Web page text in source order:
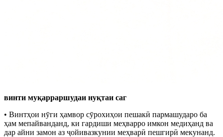
винти муқарраршудаи нуқтаи саг
• Винтҳои нӯги ҳамвор сӯрохиҳои пешакӣ пармашударо ба
ҳам мепайванданд, ки гардиши меҳварро имкон медиҳанд ва
дар айни замон аз ҷойивазкунии меҳварӣ пешгирӣ мекунанд.